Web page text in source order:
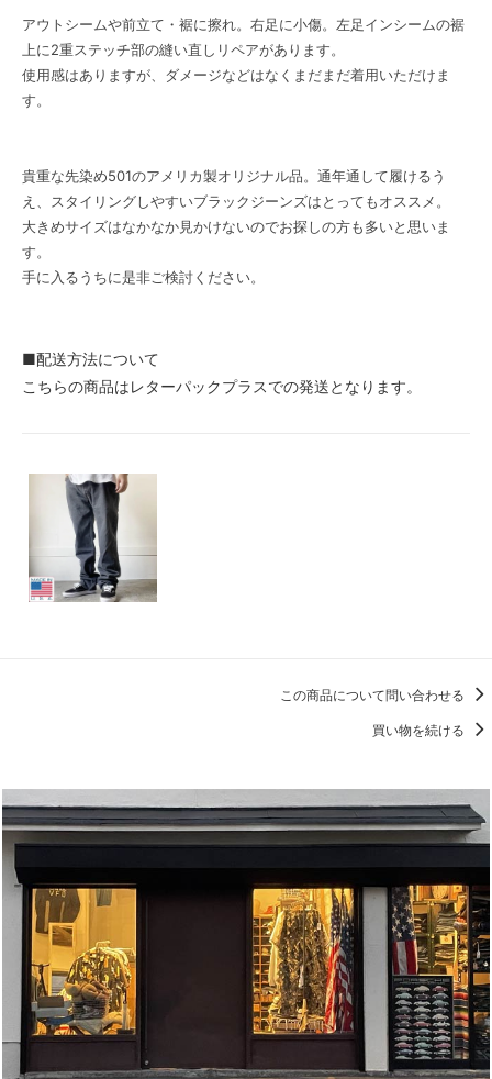
アウトシームや前立て・裾に擦れ。右足に小傷。左足インシームの裾
上に2重ステッチ部の縫い直しリペアがあります。
使用感はありますが、ダメージなどはなくまだまだ着用いただけま
す。
貴重な先染め501のアメリカ製オリジナル品。通年通して履けるう
え、スタイリングしやすいブラックジーンズはとってもオススメ。
大きめサイズはなかなか見かけないのでお探しの方も多いと思いま
す。
手に入るうちに是非ご検討ください。
■配送方法について
こちらの商品はレターパックプラスでの発送となります。
この商品について問い合わせる
買い物を続ける